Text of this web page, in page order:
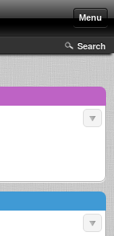
Menu
Search